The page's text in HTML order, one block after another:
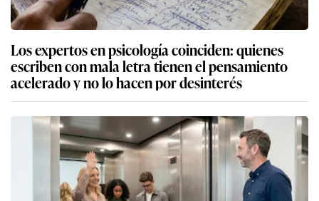
Los expertos en psicología coinciden: quienes
escriben con mala letra tienen el pensamiento
acelerado y no lo hacen por desinterés